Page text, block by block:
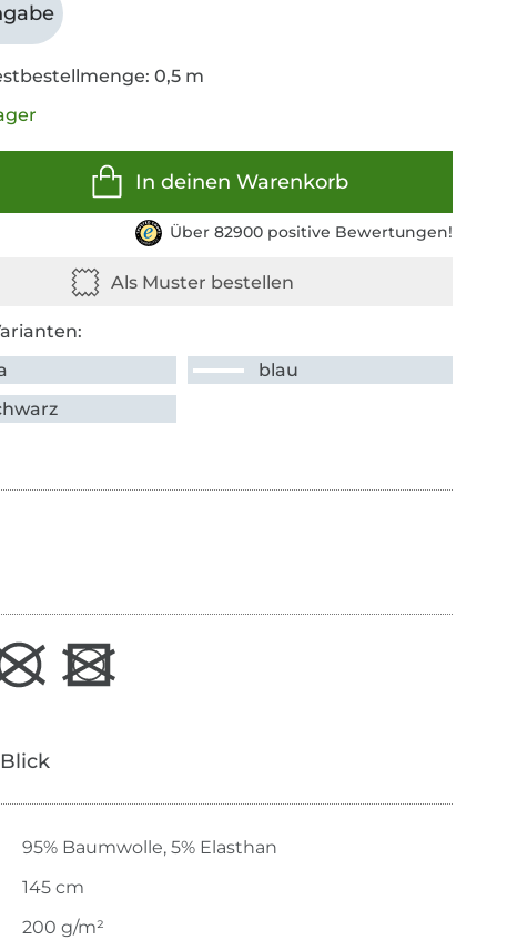
0,5 m
In deinen Warenkorb
Über 82900 positive Bewertungen!
blau
95% Baumwolle, 5% Elasthan
145 cm
200 g/m²